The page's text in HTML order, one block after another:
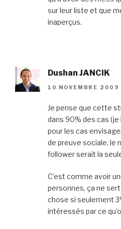
sur leur liste et que
inaperçus.
Dushan JANCIK
10 NOVEMBRE
Je pense que cette
dans 90% des cas (je
pour les cas
de preuve sociale, le
follower serait la
C’est comme avoir
personnes, ça ne sert
chose si seulement
intéressés par ce